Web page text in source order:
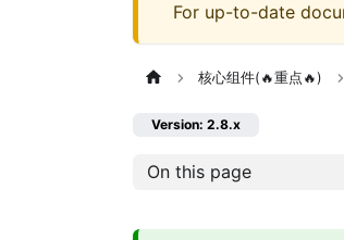
For up-to-date
核心组件(🔥重点🔥)
Version: 2.8.x
On this page